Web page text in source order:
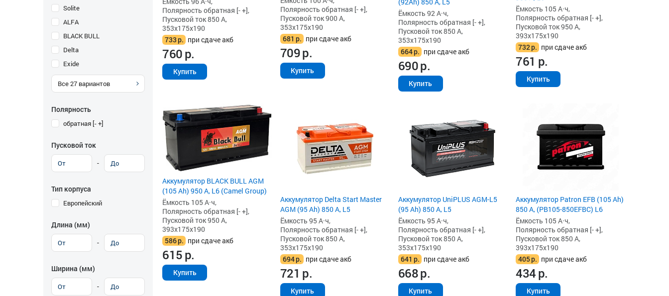
Solite
ALFA
BLACK BULL
Delta
Exide
Все27 вариантов
Полярность
обратная [- +]
Пусковой ток
-
Тип корпуса
Европейский
Длина (мм)
-
Ширина (мм)
-
Полярность обратная [- +],
Пусковой ток 850 А,
353x175x190
733р. при сдаче акб
760р.
Купить
Полярность обратная [- +],
Пусковой ток 900 А,
353x175x190
681 р. при сдаче акб
709р.
Купить
Ёмкость 92 А·ч,
Полярность обратная [- +],
Пусковой ток 850 А,
353x175x190
664р. при сдаче акб
690р.
Купить
Ёмкость 105 А·ч,
Полярность обратная [- +],
Пусковой ток 950 А,
393x175x190
732р. при сдаче акб
761 р.
Купить
Аккумулятор BLACK BULL AGM
(105 Ah) 950 А, L6 (Camel Group)
Ёмкость 105 А·ч,
Полярность обратная [- +],
Пусковой ток 950 А,
393x175x190
586р. при сдаче акб
615р.
Купить
Аккумулятор Delta Start Master
AGM (95 Ah) 850 А, L5
Ёмкость 95 А·ч,
Полярность обратная [- +],
Пусковой ток 850 А,
353x175x190
694р. при сдаче акб
721 р.
Купить
Аккумулятор UniPLUS AGM-L5
(95 Ah) 850 А, L5
Ёмкость 95 А·ч,
Полярность обратная [- +],
Пусковой ток 850 А,
353x175x190
641 р. при сдаче акб
668р.
Купить
Аккумулятор Patron EFB (105 Ah)
850 А, (PB105-850EFBC) L6
Ёмкость 105 А·ч,
Полярность обратная [- +],
Пусковой ток 850 А,
393x175x190
405р. при сдаче акб
434р.
Купить